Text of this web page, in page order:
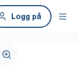
Logg på